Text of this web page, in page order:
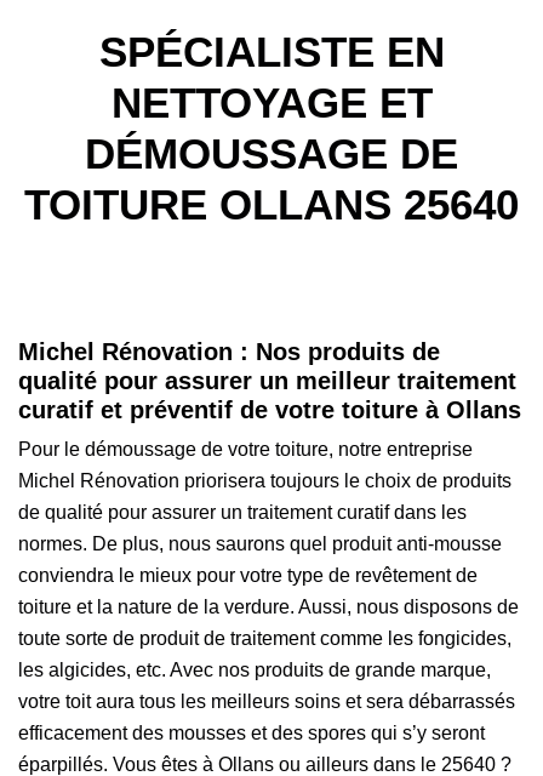
SPÉCIALISTE EN
NETTOYAGE ET
DÉMOUSSAGE DE
TOITURE OLLANS 25640
Michel Rénovation : Nos produits de
qualité pour assurer un meilleur traitement
curatif et préventif de votre toiture à Ollans
Pour le démoussage de votre toiture, notre entreprise
Michel Rénovation priorisera toujours le choix de produits
de qualité pour assurer un traitement curatif dans les
normes. De plus, nous saurons quel produit anti-mousse
conviendra le mieux pour votre type de revêtement de
toiture et la nature de la verdure. Aussi, nous disposons de
toute sorte de produit de traitement comme les fongicides,
les algicides, etc. Avec nos produits de grande marque,
votre toit aura tous les meilleurs soins et sera débarrassés
efficacement des mousses et des spores qui s’y seront
éparpillés. Vous êtes à Ollans ou ailleurs dans le 25640 ?